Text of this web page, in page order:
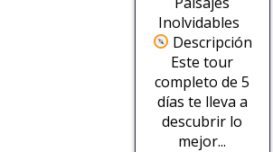
Inolvidables
Descripción
Este tour
completo de 5
días te lleva a
descubrir lo
mejor...